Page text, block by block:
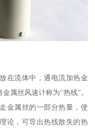
在流体中，通电流加热金
属丝风速计称为“热线”。
金属丝的一部分热量，使
论，可导出热线散失的热